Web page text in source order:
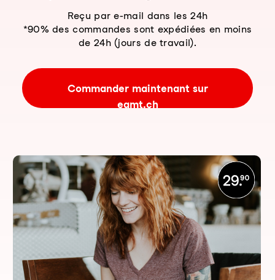
Reçu par e-mail dans les 24h
*90% des commandes sont expédiées en moins
de 24h (jours de travail).
Commander maintenant sur
eamt.ch